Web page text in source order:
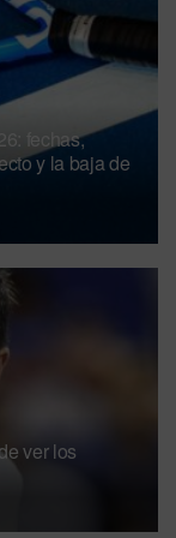
fechas,
y la baja de
ver los